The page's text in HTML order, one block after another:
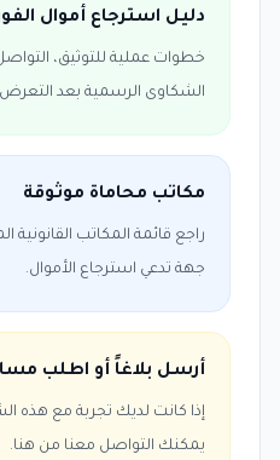
دليل استرجاع أموال
خطوات عملية للتوثيق،
الشكاوى الرسمية بعد التعرض
مكاتب محاماة موثوقة
راجع قائمة المكاتب القانونية
جهة تدعي استرجاع الأموال.
أرسل بلاغاً أو اطلب
إذا كانت لديك تجربة مع هذه
يمكنك التواصل معنا من هنا.